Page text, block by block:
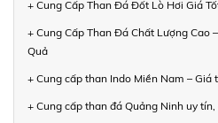
+ Cung Cấp Than Đá Đốt Lò Hơi Giá
+ Cung Cấp Than Đá Chất Lượng Cao
Quả
+ Cung cấp than Indo Miền Nam –
+ Cung cấp than đá Quảng Ninh uy